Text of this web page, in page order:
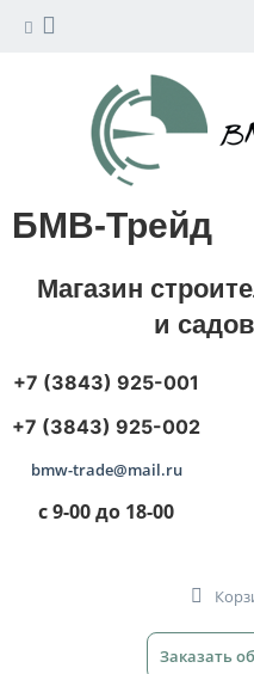
БМВ-Трейд
Магазин
и
+7 (3843) 925-001
+7 (3843) 925-002
bmw-trade@mail.ru
с 9-00 до 18-00
Заказать